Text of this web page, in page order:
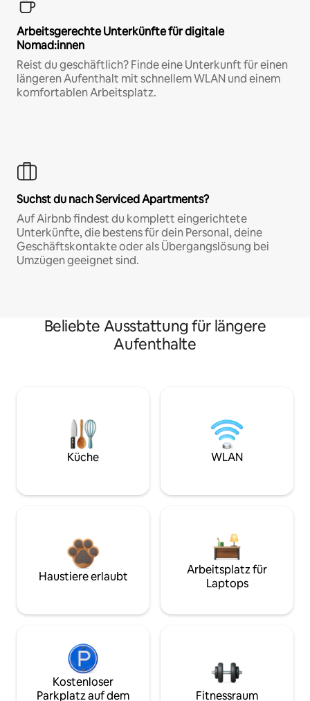
Arbeitsgerechte Unterkünfte für digitale
Nomad:innen
Reist du geschäftlich? Finde eine Unterkunft für einen
längeren Aufenthalt mit schnellem WLAN und einem
komfortablen Arbeitsplatz.
Suchst du nach Serviced Apartments?
Auf Airbnb findest du komplett eingerichtete
Unterkünfte, die bestens für dein Personal, deine
Geschäftskontakte oder als Übergangslösung bei
Umzügen geeignet sind.
Beliebte Ausstattung für längere
Aufenthalte
Küche WLAN
Haustiere erlaubt
Arbeitsplatz für
Laptops
Kostenloser
Parkplatz auf dem
Fitnessraum